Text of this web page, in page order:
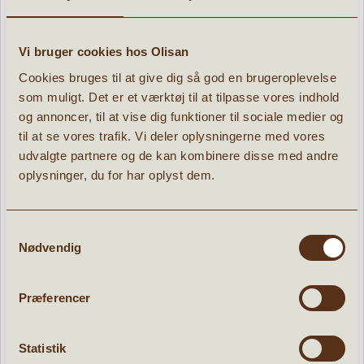
Vi bruger cookies hos Olisan
Cookies bruges til at give dig så god en brugeroplevelse
som muligt. Det er et værktøj til at tilpasse vores indhold
og annoncer, til at vise dig funktioner til sociale medier og
til at se vores trafik. Vi deler oplysningerne med vores
udvalgte partnere og de kan kombinere disse med andre
oplysninger, du for har oplyst dem.
Nødvendig
Præferencer
Statistik
39,96 kr.
49,95 kr.
Tilbud